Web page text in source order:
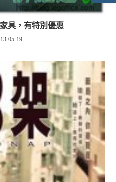
具，有特別優惠
05-19